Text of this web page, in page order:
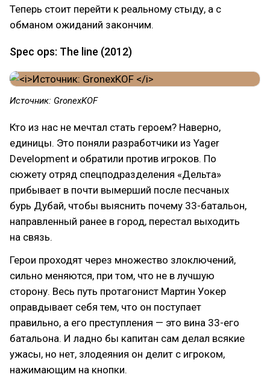
Теперь стоит перейти к реальному стыду, а с
обманом ожиданий закончим.
Spec ops: The line (2012)
Источник: GronexKOF
Кто из нас не мечтал стать героем? Наверно,
единицы. Это поняли разработчики из Yager
Development и обратили против игроков. По
сюжету отряд спецподразделения «Дельта»
прибывает в почти вымерший после песчаных
бурь Дубай, чтобы выяснить почему 33-батальон,
направленный ранее в город, перестал выходить
на связь.
Герои проходят через множество злоключений,
сильно меняются, при том, что не в лучшую
сторону. Весь путь протагонист Мартин Уокер
оправдывает себя тем, что он поступает
правильно, а его преступления — это вина 33-его
батальона. И ладно бы капитан сам делал всякие
ужасы, но нет, злодеяния он делит с игроком,
нажимающим на кнопки.